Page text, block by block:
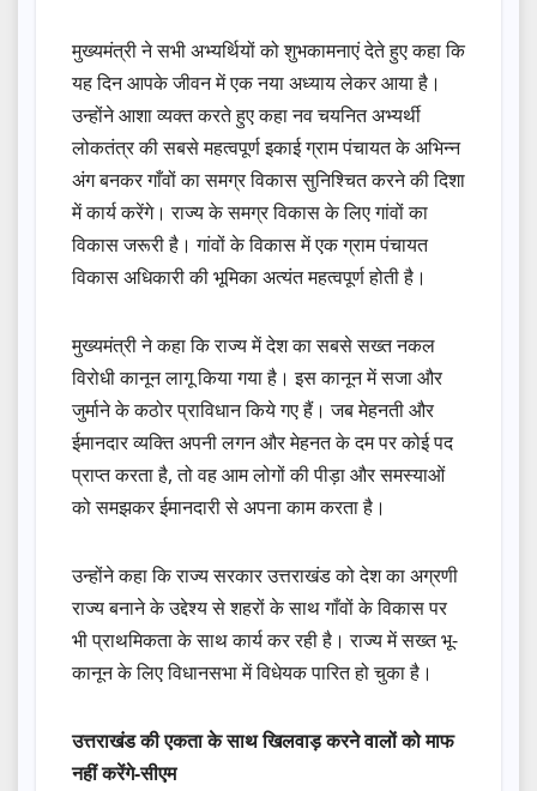
मुख्यमंत्री ने सभी अभ्यर्थियों को शुभकामनाएं देते हुए कहा कि
यह दिन आपके जीवन में एक नया अध्याय लेकर आया है।
उन्होंने आशा व्यक्त करते हुए कहा नव चयनित अभ्यर्थी
लोकतंत्र की सबसे महत्वपूर्ण इकाई ग्राम पंचायत के अभिन्न
अंग बनकर गाँवों का समग्र विकास सुनिश्चित करने की दिशा
में कार्य करेंगे। राज्य के समग्र विकास के लिए गांवों का
विकास जरूरी है। गांवों के विकास में एक ग्राम पंचायत
विकास अधिकारी की भूमिका अत्यंत महत्वपूर्ण होती है।
मुख्यमंत्री ने कहा कि राज्य में देश का सबसे सख्त नकल
विरोधी कानून लागू किया गया है। इस कानून में सजा और
जुर्माने के कठोर प्राविधान किये गए हैं। जब मेहनती और
ईमानदार व्यक्ति अपनी लगन और मेहनत के दम पर कोई पद
प्राप्त करता है, तो वह आम लोगों की पीड़ा और समस्याओं
को समझकर ईमानदारी से अपना काम करता है।
उन्होंने कहा कि राज्य सरकार उत्तराखंड को देश का अग्रणी
राज्य बनाने के उद्देश्य से शहरों के साथ गाँवों के विकास पर
भी प्राथमिकता के साथ कार्य कर रही है। राज्य में सख्त भू-
कानून के लिए विधानसभा में विधेयक पारित हो चुका है।
उत्तराखंड की एकता के साथ खिलवाड़ करने वालों को माफ
नहीं करेंगे-सीएम